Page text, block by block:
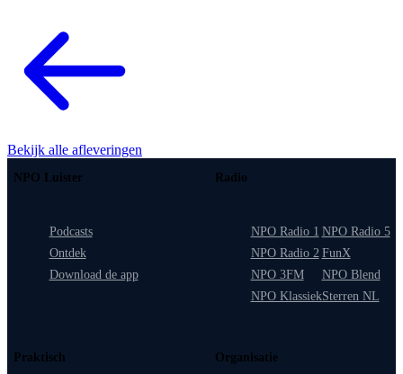
Bekijk alle afleveringen
NPO Luister
Podcasts
Ontdek
Download de app
Radio
NPO Radio 1
NPO Radio 2
NPO 3FM
NPO Klassiek
NPO Radio 5
FunX
NPO Blend
Sterren NL
Praktisch Organisatie